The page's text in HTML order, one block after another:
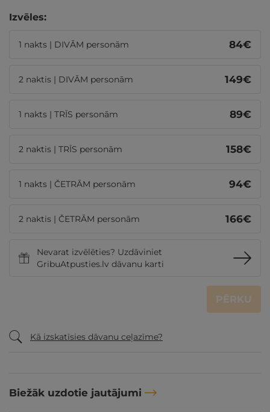
Izvēles:
1 nakts | DIVĀM personām 84€
2 naktis | DIVĀM personām 149€
1 nakts | TRĪS personām 89€
2 naktis | TRĪS personām 158€
1 nakts | ČETRĀM personām 94€
2 naktis | ČETRĀM personām 166€
Nevarat izvēlēties? Uzdāviniet
GribuAtpusties.lv dāvanu karti
PĒRKU
Kā izskatīsies dāvanu ceļazīme?
Biežāk uzdotie jautājumi